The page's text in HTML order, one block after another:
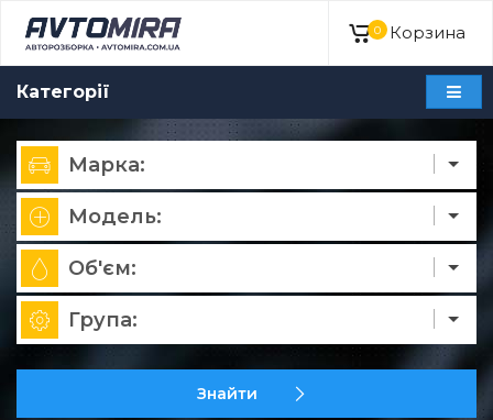
0 Корзина
Категорії
Марка:
Модель:
Об'єм:
Група:
Знайти